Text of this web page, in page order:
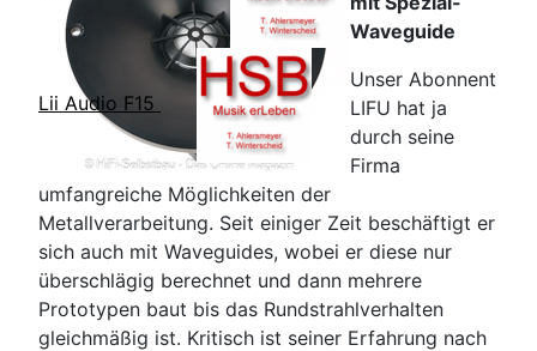
Lii Audio F15
Waveguide
Unser Abonnent
LIFU hat ja
durch seine
Firma
umfangreiche Möglichkeiten der
Metallverarbeitung. Seit einiger Zeit beschäftigt er
sich auch mit Waveguides, wobei er diese nur
überschlägig berechnet und dann mehrere
Prototypen baut bis das Rundstrahlverhalten
gleichmäßig ist. Kritisch ist seiner Erfahrung nach